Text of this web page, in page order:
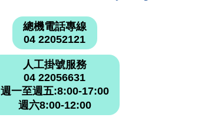
總機電話專線
04 22052121
人工掛號服務
04 22056631
週一至週五:8:00-17:00
週六8:00-12:00